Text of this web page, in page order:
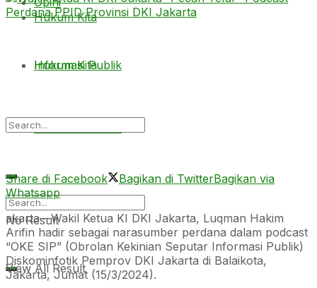
Hukum Kita
Informasi Publik
Hukum Kita
Informasi Publik
No Result
View All Result
Share di Facebook Bagikan di TwitterBagikan via
Whatsapp
akarta—Wakil Ketua KI DKI Jakarta, Luqman Hakim
Arifin hadir sebagai narasumber perdana dalam podcast
“OKE SIP” (Obrolan Kekinian Seputar Informasi Publik)
Diskominfotik Pemprov DKI Jakarta di Balaikota,
Jakarta, Jumat (15/3/2024).